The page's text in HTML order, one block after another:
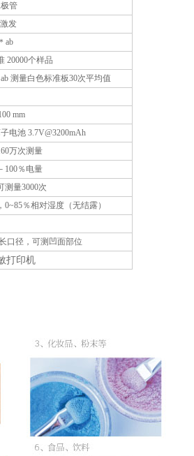
管
发
＊ab
20000个样品
ab 测量白色标准板30次平均值
00 mm
电池 3.7V@3200mAh
万次测量
100％电量
测量3000次
，0~85％相对湿度（无结露）
口径，可测凹面部位
打印机